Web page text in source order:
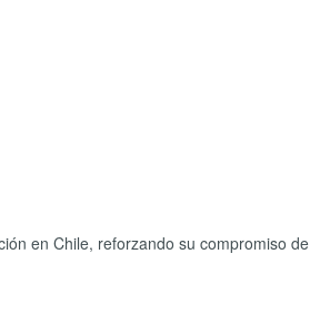
en Chile, reforzando su compromiso de